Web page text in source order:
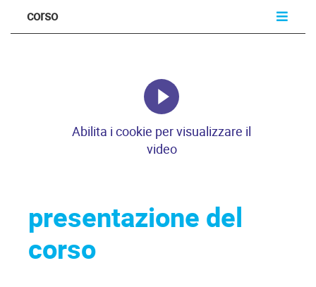
corso
Abilita i cookie per visualizzare il
video
presentazione del
corso